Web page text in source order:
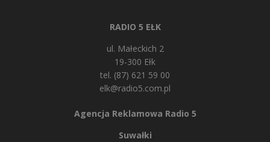
RADIO 5 EŁK
ul. Małeckich 2
19-300 Ełk
tel. (87) 621 59 00
elk@radio5.com.pl
Agencja Reklamowa Radio 5
Suwałki